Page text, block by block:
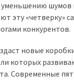
уменьшению шумов
эту «четверку»
конкурентов.
новые
которых
Современные